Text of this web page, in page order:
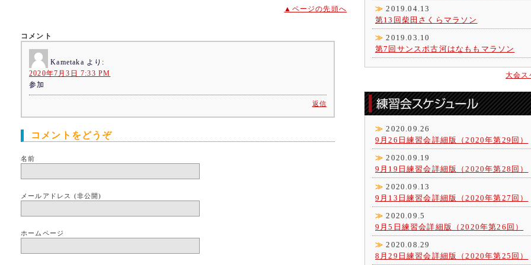
▲ページの先頭へ
コメント
Kametaka より:
2020年7月3日 7:33 PM
参加
返信
コメントをどうぞ
名前
メールアドレス (非公開)
ホームページ
≫ 2019.04.13
第13回柴田さくらマラソン
≫ 2019.03.10
第7回サンスポ古河はなももマラソン
大会ス
≫ 2020.09.26
9月26日練習会詳細版（2020年第29回）
≫ 2020.09.19
9月19日練習会詳細版（2020年第28回）
≫ 2020.09.13
9月13日練習会詳細版（2020年第27回）
≫ 2020.09.5
9月5日練習会詳細版（2020年第26回）
≫ 2020.08.29
8月29日練習会詳細版（2020年第25回）